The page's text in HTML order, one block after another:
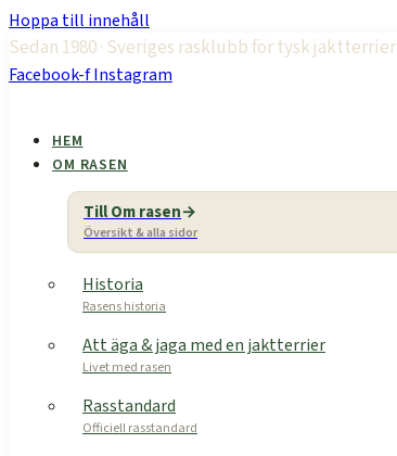
Hoppa till innehåll
Sedan 1980 · Sveriges rasklubb för tysk jaktterrier
Facebook-fInstagram
HEM
OM RASEN
Till Om rasen
Översikt & alla sidor
Historia
Rasens historia
Att äga & jaga med en jaktterrier
Livet med rasen
Rasstandard
Officiell rasstandard